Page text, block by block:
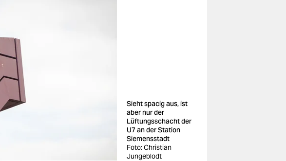
Sieht spacig aus, ist
aber nur der
Lüftungsschacht der
U7 an der Station
Siemensstadt
Foto: Christian
Jungeblodt